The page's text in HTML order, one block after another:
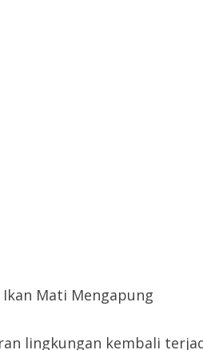
Mati Mengapung
lingkungan kembali